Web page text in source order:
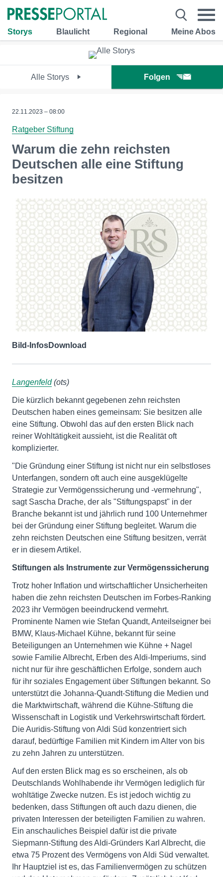
Storys Blaulicht Regional Meine Abos
Alle Storys Folgen
22.11.2023 – 08:00
Ratgeber Stiftung
Warum die zehn reichsten
Deutschen alle eine Stiftung
besitzen
Bild-InfosDownload
Langenfeld(ots)
Die kürzlich bekannt gegebenen zehn reichsten
Deutschen haben eines gemeinsam: Sie besitzen alle
eine Stiftung. Obwohl das auf den ersten Blick nach
reiner Wohltätigkeit aussieht, ist die Realität oft
komplizierter.
"Die Gründung einer Stiftung ist nicht nur ein selbstloses
Unterfangen, sondern oft auch eine ausgeklügelte
Strategie zur Vermögenssicherung und -vermehrung",
sagt Sascha Drache, der als "Stiftungspapst" in der
Branche bekannt ist und jährlich rund 100 Unternehmer
bei der Gründung einer Stiftung begleitet. Warum die
zehn reichsten Deutschen eine Stiftung besitzen, verrät
er in diesem Artikel.
Stiftungen als Instrumente zur Vermögenssicherung
Trotz hoher Inflation und wirtschaftlicher Unsicherheiten
haben die zehn reichsten Deutschen im Forbes-Ranking
2023 ihr Vermögen beeindruckend vermehrt.
Prominente Namen wie Stefan Quandt, Anteilseigner bei
BMW, Klaus-Michael Kühne, bekannt für seine
Beteiligungen an Unternehmen wie Kühne + Nagel
sowie Familie Albrecht, Erben des Aldi-Imperiums, sind
nicht nur für ihre geschäftlichen Erfolge, sondern auch
für ihr soziales Engagement über Stiftungen bekannt. So
unterstützt die Johanna-Quandt-Stiftung die Medien und
die Marktwirtschaft, während die Kühne-Stiftung die
Wissenschaft in Logistik und Verkehrswirtschaft fördert.
Die Auridis-Stiftung von Aldi Süd konzentriert sich
darauf, bedürftige Familien mit Kindern im Alter von bis
zu zehn Jahren zu unterstützen.
Auf den ersten Blick mag es so erscheinen, als ob
Deutschlands Wohlhabende ihr Vermögen lediglich für
wohltätige Zwecke nutzen. Es ist jedoch wichtig zu
bedenken, dass Stiftungen oft auch dazu dienen, die
privaten Interessen der beteiligten Familien zu wahren.
Ein anschauliches Beispiel dafür ist die private
Siepmann-Stiftung des Aldi-Gründers Karl Albrecht, die
etwa 75 Prozent des Vermögens von Aldi Süd verwaltet.
Ihr Hauptziel ist es, das Familienvermögen zu schützen